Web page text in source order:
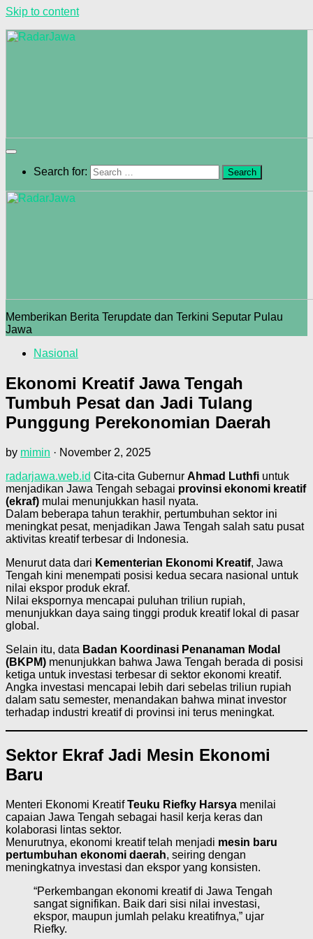
Skip to content
Search for:
Memberikan Berita Terupdate dan Terkini Seputar Pulau
Jawa
Nasional
Ekonomi Kreatif Jawa Tengah
Tumbuh Pesat dan Jadi Tulang
Punggung Perekonomian Daerah
by mimin · November 2, 2025
radarjawa.web.id Cita-cita Gubernur Ahmad Luthfi untuk
menjadikan Jawa Tengah sebagai provinsi ekonomi kreatif
(ekraf) mulai menunjukkan hasil nyata.
Dalam beberapa tahun terakhir, pertumbuhan sektor ini
meningkat pesat, menjadikan Jawa Tengah salah satu pusat
aktivitas kreatif terbesar di Indonesia.
Menurut data dari Kementerian Ekonomi Kreatif, Jawa
Tengah kini menempati posisi kedua secara nasional untuk
nilai ekspor produk ekraf.
Nilai ekspornya mencapai puluhan triliun rupiah,
menunjukkan daya saing tinggi produk kreatif lokal di pasar
global.
Selain itu, data Badan Koordinasi Penanaman Modal
(BKPM) menunjukkan bahwa Jawa Tengah berada di posisi
ketiga untuk investasi terbesar di sektor ekonomi kreatif.
Angka investasi mencapai lebih dari sebelas triliun rupiah
dalam satu semester, menandakan bahwa minat investor
terhadap industri kreatif di provinsi ini terus meningkat.
Sektor Ekraf Jadi Mesin Ekonomi
Baru
Menteri Ekonomi KreatifTeuku Riefky Harsya menilai
capaian Jawa Tengah sebagai hasil kerja keras dan
kolaborasi lintas sektor.
Menurutnya, ekonomi kreatif telah menjadi mesin baru
pertumbuhan ekonomi daerah, seiring dengan
meningkatnya investasi dan ekspor yang konsisten.
“Perkembangan ekonomi kreatif di Jawa Tengah
sangat signifikan. Baik dari sisi nilai investasi,
ekspor, maupun jumlah pelaku kreatifnya,” ujar
Riefky.